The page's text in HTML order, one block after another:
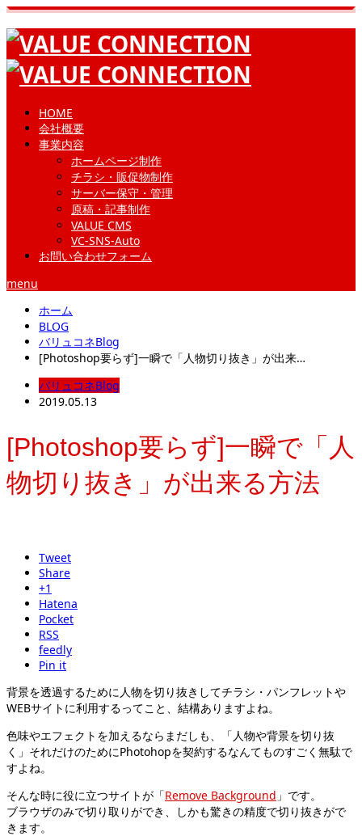
HOME
会社概要
事業内容
ホームページ制作
チラシ・販促物制作
サーバー保守・管理
原稿・記事制作
VALUE CMS
VC-SNS-Auto
お問い合わせフォーム
menu
ホーム
BLOG
バリュコネBlog
[Photoshop要らず]一瞬で「人物切り抜き」が出来…
バリュコネBlog
2019.05.13
[Photoshop要らず]一瞬で「人
物切り抜き」が出来る方法
Tweet
Share
+1
Hatena
Pocket
RSS
feedly
Pin it
背景を透過するために人物を切り抜きしてチラシ・パンフレットや
WEBサイトに利用するってこと、結構ありますよね。
色味やエフェクトを加えるならまだしも、「人物や背景を切り抜
く」それだけのためにPhotohopを契約するなんてものすごく無駄で
すよね。
そんな時に役に立つサイトが「Remove Background 」です。
ブラウザのみで切り取りができ、しかも驚きの精度で切り抜きがで
きます。